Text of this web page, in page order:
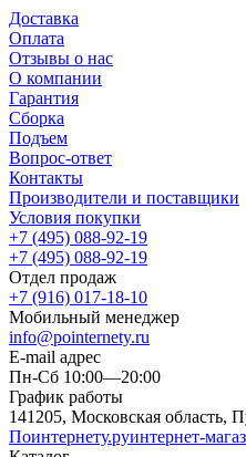
Доставка
Оплата
Отзывы о нас
О компании
Гарантия
Сборка
Подъем
Вопрос-ответ
Контакты
Производители и поставщики
Условия покупки
+7 (495) 088-92-19
+7 (495) 088-92-19
Отдел продаж
+7 (916) 017-18-10
Мобильный менеджер
info@pointernety.ru
E-mail адрес
Пн-Сб 10:00—20:00
График работы
141205, Московская область,
Поинтернету.руинтернет-